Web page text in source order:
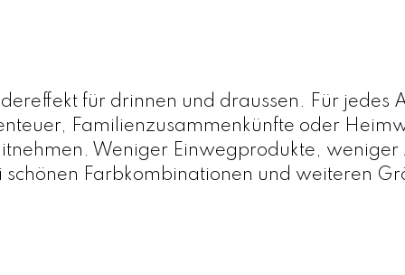
a
t
i
n
für drinnen und draussen. Für jedes
Familienzusammenkünfte oder
Weniger Einwegprodukte,
Farbkombinationen und weiteren